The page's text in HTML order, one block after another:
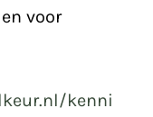
voor
kenni